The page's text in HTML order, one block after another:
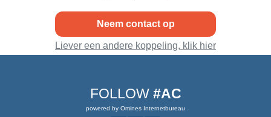
Neem contact op
Liever een andere koppeling, klik hier
FOLLOW #AC
powered by Omines Internetbureau